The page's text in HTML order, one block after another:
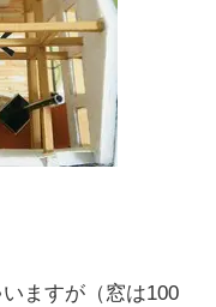
ますが（窓は100